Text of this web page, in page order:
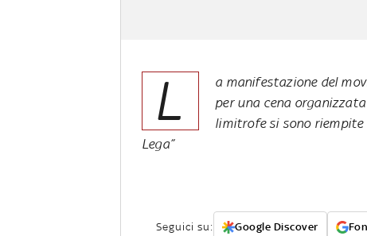
L
a manifestazione del
per una cena
limitrofe si sono riempite
Lega”
Seguici su: Google Discover